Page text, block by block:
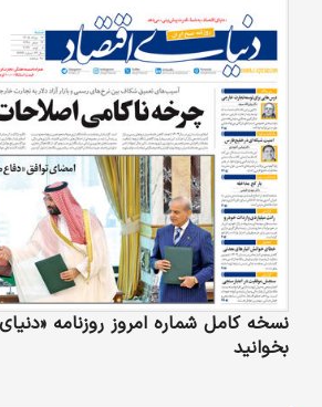
نسخه کامل شماره امروز روزنامه
بخوانید